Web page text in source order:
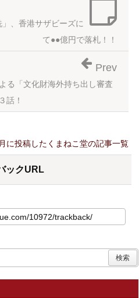
」、香港サザビーズに
て●●億円で落札！！
る「文化財海外持ち出し審査
話！
Prev
に投稿したくまねこ堂の記事一覧
ックURL